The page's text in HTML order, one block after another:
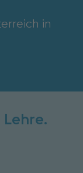
in
Lehre.